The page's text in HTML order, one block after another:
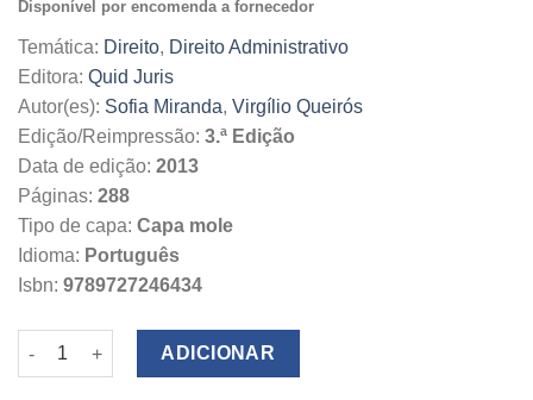
13.80€.12.42€.
Disponível por encomenda a fornecedor
Temática: Direito, Direito Administrativo
Editora: Quid Juris
Autor(es): Sofia Miranda, Virgílio Queirós
Edição/Reimpressão: 3.ª Edição
Data de edição: 2013
Páginas: 288
Tipo de capa: Capa mole
Idioma: Português
Isbn: 9789727246434
Quantidade de Breviário de Latim–Português
ADICIONAR